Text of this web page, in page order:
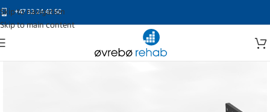
Skip to navigation
Skip to main content
+47 32 24 42 50